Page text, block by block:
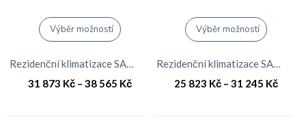
Výběr možností
Rezidenční klimatizace SAMSUNG RAC AR09JSPFBWKNEU Split SET 2,6kW AR9000
31 873 Kč– 38 565 Kč
Výběr možností
Rezidenční klimatizace SAMSUNG RAC AR09KSPDBWKNEU Split SET 2,6W AR7000
25 823 Kč –31 245 Kč